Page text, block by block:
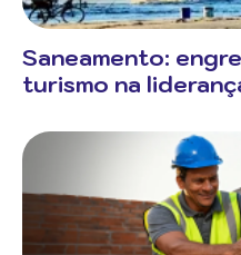
Saneamento:
turismo na